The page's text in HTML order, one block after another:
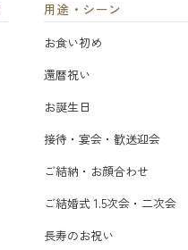
用途・シーン
お食い初め
還暦祝い
お誕生日
接待・宴会・歓送迎会
ご結納・お顔合わせ
ご結婚式 1.5次会・二次会
長寿のお祝い